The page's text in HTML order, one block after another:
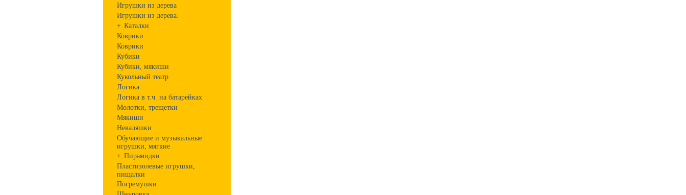
Игрушки из дерева
Игрушки из дерева.
+ Каталки
Коврики
Коврики
Кубики
Кубики, мякиши
Кукольный театр
Логика
Логика в т.ч. на батарейках
Молотки, трещетки
Мякиши
Неваляшки
Обучающие и музыкальные
игрушки, мягкие
+ Пирамидки
Пластизолевые игрушки,
пищалки
Погремушки